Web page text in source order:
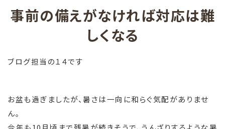
事前の備えがなければ対応は難
しくなる
ブログ担当の１４です
お盆も過ぎましたが、暑さは一向に和らぐ気配がありませ
ん。